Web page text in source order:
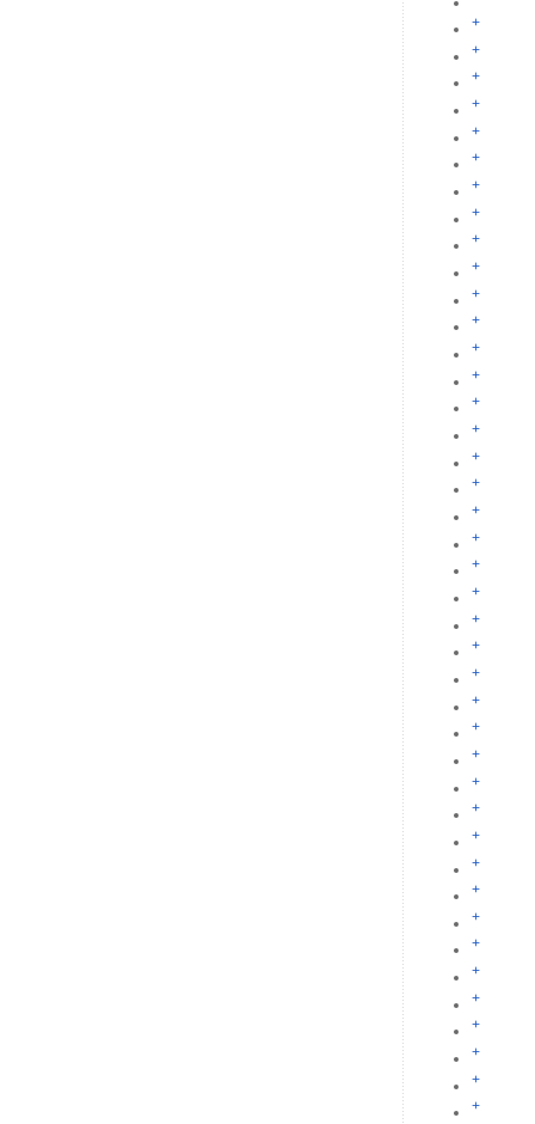
+
+
+
+
+
+
+
+
+
+
+
+
+
+
+
+
+
+
+
+
+
+
+
+
+
+
+
+
+
+
+
+
+
+
+
+
+
+
+
+
+